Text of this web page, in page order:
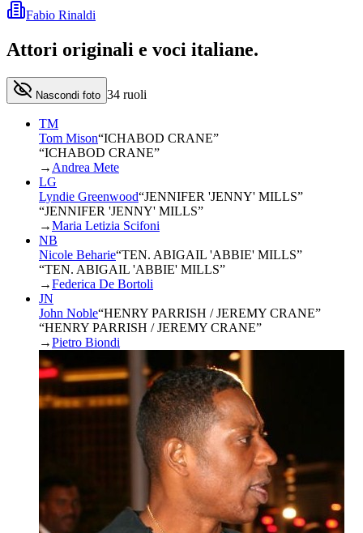
Fabio Rinaldi
Attori originali e voci italiane.
Nascondi foto 34 ruoli
TM
Tom Mison“ICHABOD CRANE”
“ICHABOD CRANE”
→ Andrea Mete
LG
Lyndie Greenwood“JENNIFER 'JENNY' MILLS”
“JENNIFER 'JENNY' MILLS”
→Maria Letizia Scifoni
NB
Nicole Beharie“TEN. ABIGAIL 'ABBIE' MILLS”
“TEN. ABIGAIL 'ABBIE' MILLS”
→Federica De Bortoli
JN
John Noble“HENRY PARRISH / JEREMY CRANE”
“HENRY PARRISH / JEREMY CRANE”
→Pietro Biondi